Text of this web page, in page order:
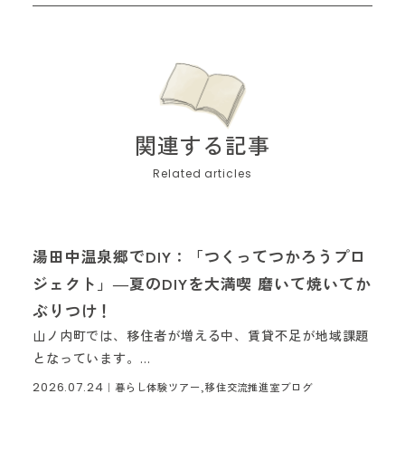
関連する記事
湯田中温泉郷でDIY：「つくってつかろうプロ
ジェクト」―夏のDIYを大満喫 磨いて焼いてか
ぶりつけ！
山ノ内町では、移住者が増える中、賃貸不足が地域課題
となっています。...
2026.07.24 ｜ 暮らし体験ツアー,移住交流推進室ブログ